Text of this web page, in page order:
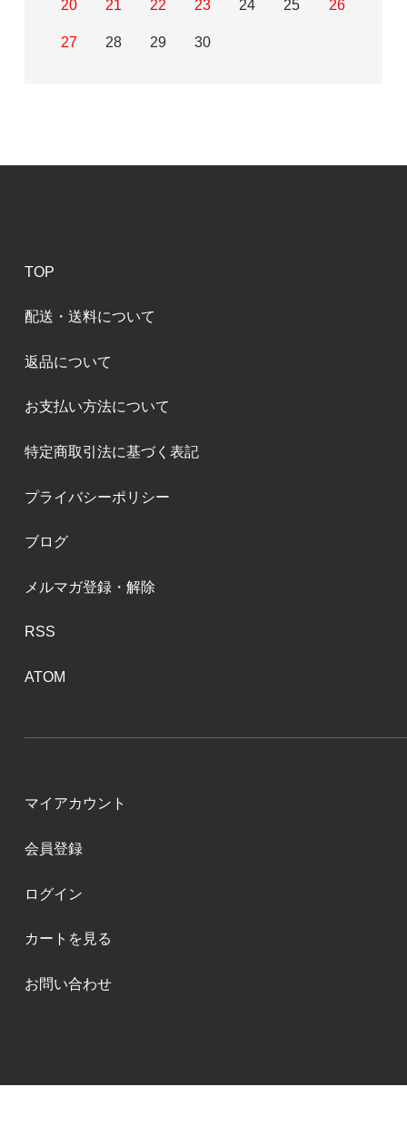
り替えてみたところ、E線がきれいな音色で鳴
かつまらない音になってしまい、E線を探して
mioka
す。梱包も丁寧にされていました。
輝かしく上品
ールドを張っています。オリーブは輝かしさの
レーンスチールのＥ線は錆びやすく短寿命です
が、金メッキなので寿命もながく、コストパフ
キンキンするのが悩みでしたが、この弦は明る
20 21 22 23 24 25 26
27 28 29 30
TOP
配送・送料について
返品について
お支払い方法について
特定商取引法に基づく表記
プライバシーポリシー
ブログ
メルマガ登録・解除
RSS
ATOM
マイアカウント
会員登録
ログイン
カートを見る
お問い合わせ